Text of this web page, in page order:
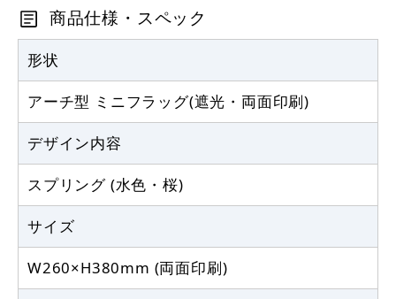
式 丸パイプ26cm白
888円 税抜
8月16日迄 カゴへ
Rフラッグ専用ポール (879) ダブルフラ
ッグ 丸パイプ25.5cm白
887
商品仕様・スペック
形状
アーチ型 ミニフラッグ(遮光・両面印刷)
デザイン内容
スプリング (水色・桜)
サイズ
W260×H380mm (両面印刷)